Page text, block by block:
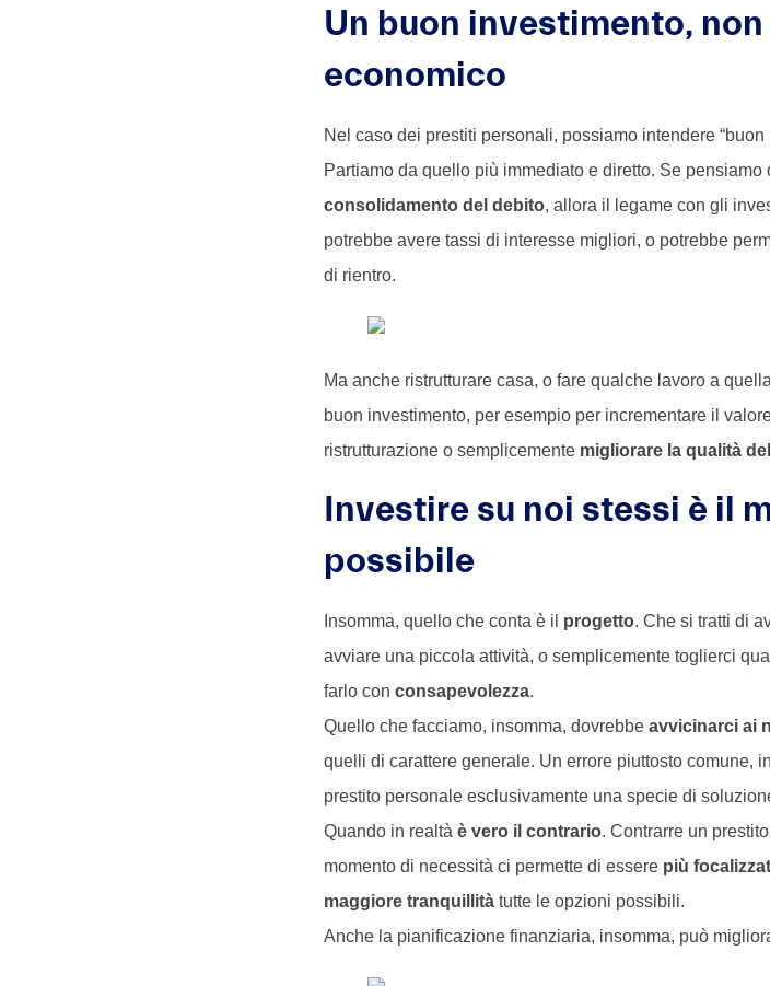
Un buon investimento,
economico
Nel caso dei prestiti personali, possiamo intendere
Partiamo da quello più immediato e diretto. Se pensiamo
consolidamento del debito, allora il legame con gli
potrebbe avere tassi di interesse migliori, o potrebbe
di rientro.
Ma anche ristrutturare casa, o fare qualche lavoro a
buon investimento, per esempio per incrementare il
ristrutturazione o semplicemente migliorare la qualità
Investire su noi stessi è il
possibile
Insomma, quello che conta è il progetto. Che si tratti di
avviare una piccola attività, o semplicemente toglierci
farlo conconsapevolezza.
Quello che facciamo, insomma, dovrebbeavvicinarci ai
quelli di carattere generale. Un errore piuttosto comune,
prestito personale esclusivamente una specie di
Quando in realtàè vero il contrario. Contrarre un
momento di necessità ci permette di essere più
maggiore tranquillità tutte le opzioni possibili.
Anche la pianificazione finanziaria, insomma, può